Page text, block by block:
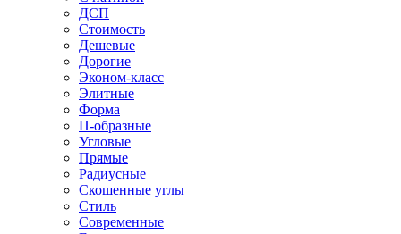
ДСП
Стоимость
Дешевые
Дорогие
Эконом-класс
Элитные
Форма
П-образные
Угловые
Прямые
Радиусные
Скошенные углы
Стиль
Современные